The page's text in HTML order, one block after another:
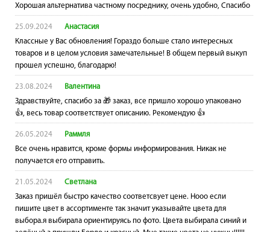
Хорошая альтернатива частному посреднику, очень удобно, Спасибо
25.09.2024
Анастасия
Классные у Вас обновления! Гораздо больше стало интересных
товаров и в целом условия замечательные! В общем первый выкуп
прошел успешно, благодарю!
23.08.2024
Валентина
Здравствуйте, спасибо за 🎁 заказ, все пришло хорошо упаковано
👍, весь товар соответствует описанию. Рекомендую 👍
26.05.2024
Раммля
Все очень нравится, кроме формы информирования. Никак не
получается его отправить.
21.05.2024
Светлана
Заказ пришёл быстро качество соответсвует цене. Нооо если
пишите цвет в ассортименте так значит указывайте цвета для
выбора.я выбирала ориентируясь по фото. Цвета выбирала синий и